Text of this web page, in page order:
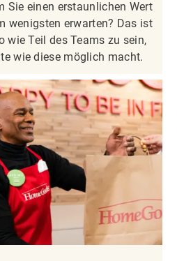
Sie einen erstaunlichen Wert
wenigsten erwarten? Das ist
wie Teil des Teams zu sein,
wie diese möglich macht.